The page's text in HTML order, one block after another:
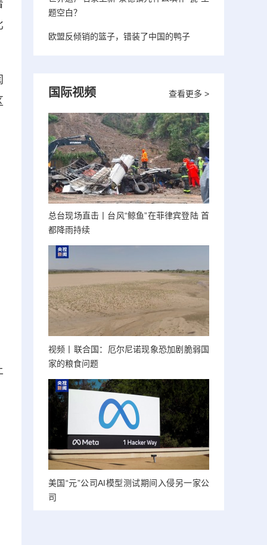
题空白？
欧盟反倾销的篮子，错装了中国的鸭子
查看更多 >
国际视频
总台现场直击丨台风“鲸鱼”在菲律宾登陆 首
都降雨持续
视频丨联合国：厄尔尼诺现象恐加剧脆弱国
家的粮食问题
美国“元”公司AI模型测试期间入侵另一家公
司